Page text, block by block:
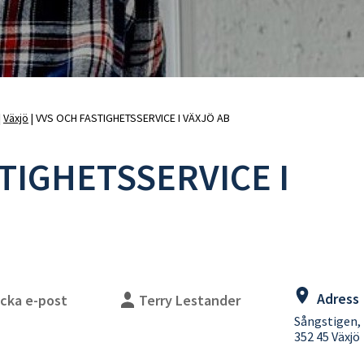
Takduschar
Takduschset för inbyggnad
WC-vägghängda
Vattenlås
Växjö VVS OCH FASTIGHETSSERVICE I VÄXJÖ AB
I
e-post Terry Lestander Adress
Sångstigen,
352 45 Växjö